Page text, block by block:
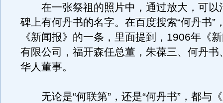
在一张祭祖的照片中，通过放大，可以
碑上有何丹书的名字。在百度搜索“何丹书”
《新闻报》的一条，里面提到，1906年《
有限公司，福开森任总董，朱葆三、何丹书
华人董事。
无论是“何联第”，还是“何丹书”，都与